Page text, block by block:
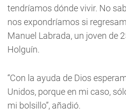
tendríamos dónde vivir. No
nos expondríamos si
Manuel Labrada, un joven de
Holguín.
“Con la ayuda de Dios
Unidos, porque en mi caso,
mi bolsillo”, añadió.